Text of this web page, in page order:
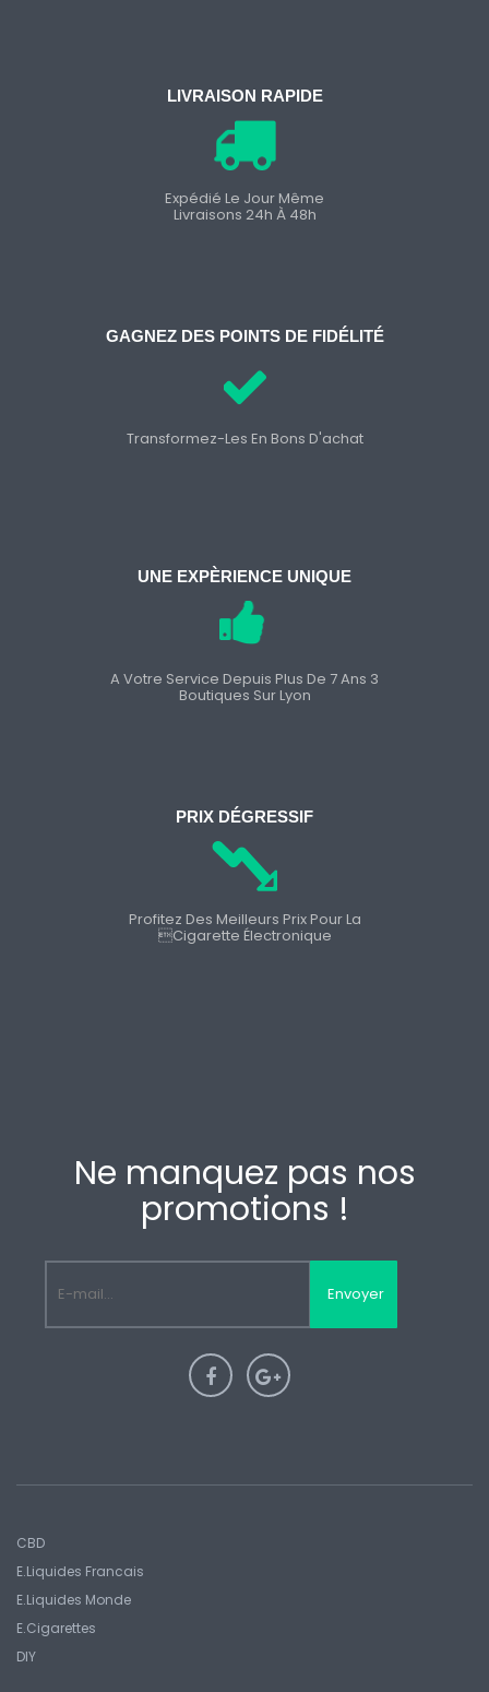
LIVRAISON RAPIDE
Expédié Le Jour Même
Livraisons 24h À 48h
GAGNEZ DES POINTS DE FIDÉLITÉ
Transformez-Les En Bons D'achat
UNE EXPÈRIENCE UNIQUE
A Votre Service Depuis Plus De 7 Ans 3
Boutiques Sur Lyon
PRIX DÉGRESSIF
Profitez Des Meilleurs Prix Pour La
cigarette Électronique
Ne manquez pas nos
promotions !
Envoyer
CBD
E.liquides Francais
E.Liquides Monde
E.Cigarettes
DIY